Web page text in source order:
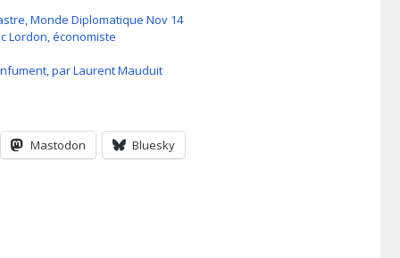
Monde Diplomatique Nov 14
Lordon, économiste
par Laurent Mauduit
Mastodon Bluesky